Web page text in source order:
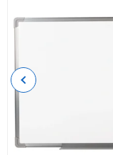
Previous